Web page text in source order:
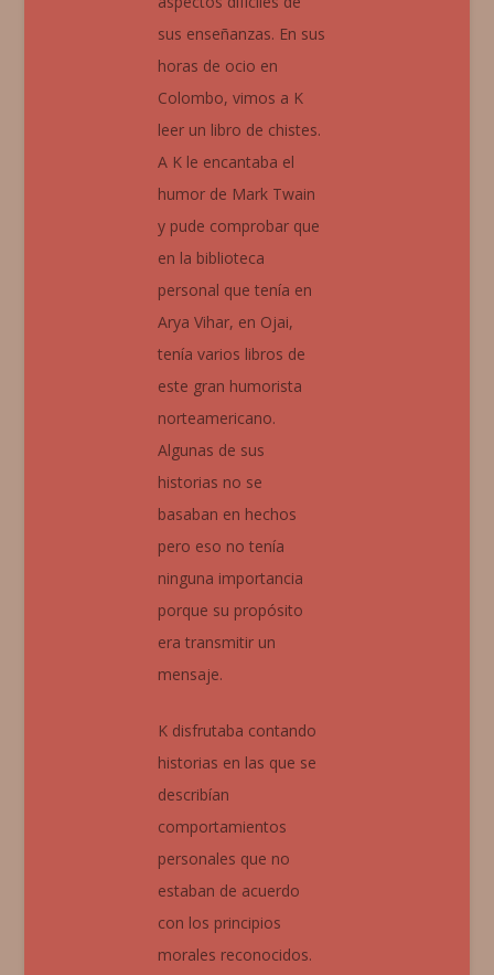
sus enseñanzas. En sus
horas de ocio en
Colombo, vimos a K
leer un libro de chistes.
A K le encantaba el
humor de Mark Twain
y pude comprobar que
en la biblioteca
personal que tenía en
Arya Vihar, en Ojai,
tenía varios libros de
este gran humorista
norteamericano.
Algunas de sus
historias no se
basaban en hechos
pero eso no tenía
ninguna importancia
porque su propósito
era transmitir un
mensaje.
K disfrutaba contando
historias en las que se
describían
comportamientos
personales que no
estaban de acuerdo
con los principios
morales reconocidos.